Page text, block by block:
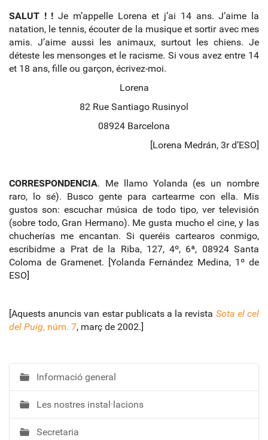
SALUT ! !Je m’appelle Lorena et j’ai 14 ans. J’aime la
natation, le tennis, écouter de la musique et sortir avec mes
amis. J’aime aussi les animaux, surtout les chiens. Je
déteste les mensonges et le racisme. Si vous avez entre 14
et 18 ans, fille ou garçon, écrivez-moi.
Lorena
82 Rue Santiago Rusinyol
08924 Barcelona
[Lorena Medrán, 3r d’ESO]
CORRESPONDENCIA. Me llamo Yolanda (es un nombre
raro, lo sé). Busco gente para cartearme con ella. Mis
gustos son: escuchar música de todo tipo, ver televisión
(sobre todo, Gran Hermano). Me gusta mucho el cine, y las
chucherías me encantan. Si queréis cartearos conmigo,
escribidme a Prat de la Riba, 127, 4º, 6ª, 08924 Santa
Coloma de Gramenet. [Yolanda Fernández Medina, 1º de
ESO]
[Aquests anuncis van estar publicats a la revista Sota el cel
del Puig, núm. 7, març de 2002.]
N
a
v
e
g
Informació general
Les nostres instal·lacions
Secretaria